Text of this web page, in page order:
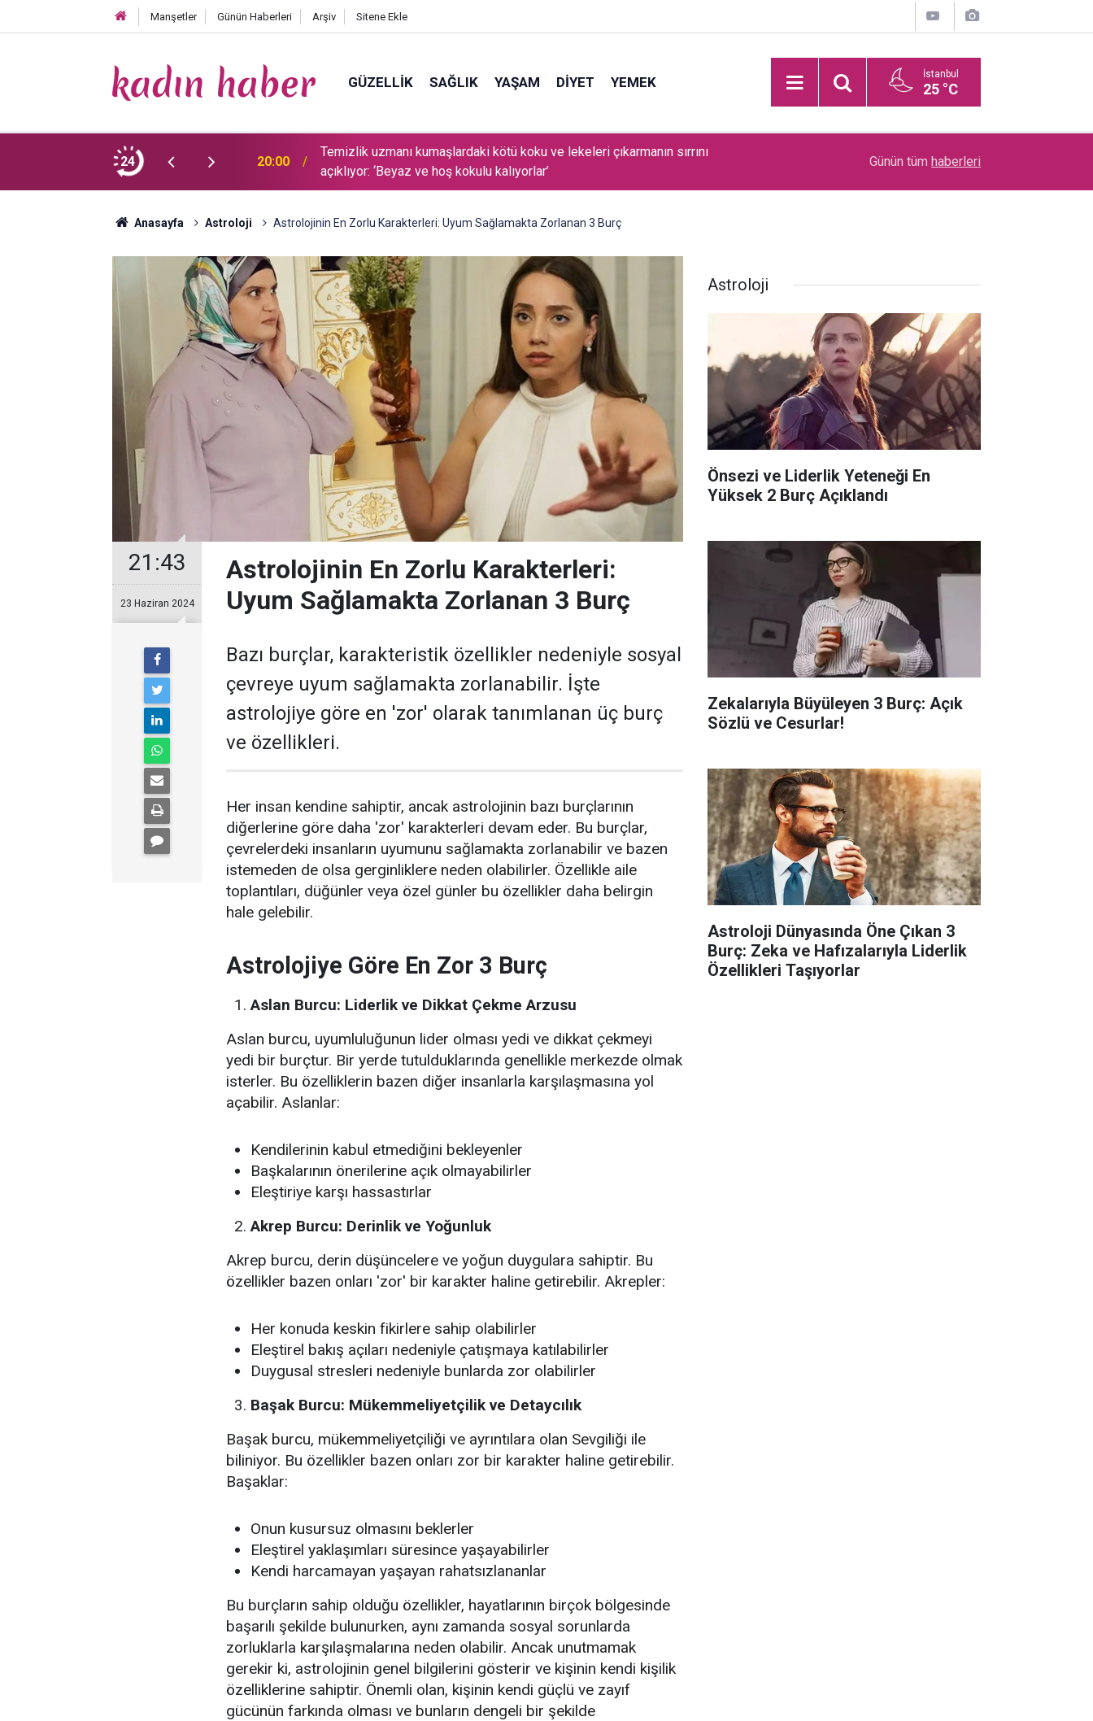
Manşetler Günün Haberleri Arşiv Sitene Ekle
GÜZELLIK SAĞLIK YAŞAM DIYET YEMEK İstanbul
25 °C
24
koku ve lekeleri çıkarmanın sırrını
19:58 İşte çamaşır makinenizde neden kısa programı kullanmamanız gerektiği
Çelik Gibi Yapıyor
Günün tüm haberleri
Anasayfa Astroloji Astrolojinin En Zorlu Karakterleri: Uyum Sağlamakta Zorlanan 3 Burç
21:43
23 Haziran 2024
Astrolojinin En Zorlu Karakterleri:
Uyum Sağlamakta Zorlanan 3 Burç
Bazı burçlar, karakteristik özellikler nedeniyle sosyal
çevreye uyum sağlamakta zorlanabilir. İşte
astrolojiye göre en 'zor' olarak tanımlanan üç burç
ve özellikleri.
Her insan kendine sahiptir, ancak astrolojinin bazı burçlarının
diğerlerine göre daha 'zor' karakterleri devam eder. Bu burçlar,
çevrelerdeki insanların uyumunu sağlamakta zorlanabilir ve bazen
istemeden de olsa gerginliklere neden olabilirler. Özellikle aile
toplantıları, düğünler veya özel günler bu özellikler daha belirgin
hale gelebilir.
Astrolojiye Göre En Zor 3 Burç
Aslan Burcu: Liderlik ve Dikkat Çekme Arzusu
Aslan burcu, uyumluluğunun lider olması yedi ve dikkat çekmeyi
yedi bir burçtur. Bir yerde tutulduklarında genellikle merkezde olmak
isterler. Bu özelliklerin bazen diğer insanlarla karşılaşmasına yol
açabilir. Aslanlar:
Kendilerinin kabul etmediğini bekleyenler
Başkalarının önerilerine açık olmayabilirler
Eleştiriye karşı hassastırlar
Akrep Burcu: Derinlik ve Yoğunluk
Akrep burcu, derin düşüncelere ve yoğun duygulara sahiptir. Bu
özellikler bazen onları 'zor' bir karakter haline getirebilir. Akrepler:
Her konuda keskin fikirlere sahip olabilirler
Eleştirel bakış açıları nedeniyle çatışmaya katılabilirler
Duygusal stresleri nedeniyle bunlarda zor olabilirler
Başak Burcu: Mükemmeliyetçilik ve Detaycılık
Başak burcu, mükemmeliyetçiliği ve ayrıntılara olan Sevgiliği ile
biliniyor. Bu özellikler bazen onları zor bir karakter haline getirebilir.
Başaklar:
Onun kusursuz olmasını beklerler
Eleştirel yaklaşımları süresince yaşayabilirler
Kendi harcamayan yaşayan rahatsızlananlar
Bu burçların sahip olduğu özellikler, hayatlarının birçok bölgesinde
başarılı şekilde bulunurken, aynı zamanda sosyal sorunlarda
zorluklarla karşılaşmalarına neden olabilir. Ancak unutmamak
gerekir ki, astrolojinin genel bilgilerini gösterir ve kişinin kendi kişilik
özelliklerine sahiptir. Önemli olan, kişinin kendi güçlü ve zayıf
gücünün farkında olması ve bunların dengeli bir şekilde
Astroloji
Önsezi ve Liderlik Yeteneği En
Yüksek 2 Burç Açıklandı
Zekalarıyla Büyüleyen 3 Burç: Açık
Sözlü ve Cesurlar!
Astroloji Dünyasında Öne Çıkan 3
Burç: Zeka ve Hafızalarıyla Liderlik
Özellikleri Taşıyorlar